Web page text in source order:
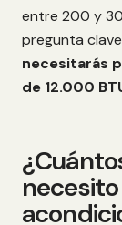
entre 200 y
pregunta
necesitarás
de 12.000